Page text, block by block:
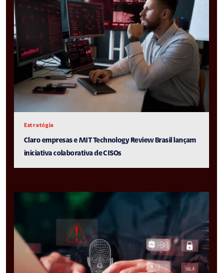
Estratégia
Claro empresas e MIT Technology Review Brasil lançam
iniciativa colaborativa de CISOs